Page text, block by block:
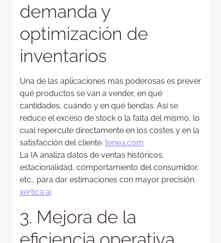
demanda y
optimización de
inventarios
Una de las aplicaciones más poderosas es prever
qué productos se van a vender, en qué
cantidades, cuándo y en qué tiendas. Así se
reduce el exceso de stock o la falta del mismo, lo
cual repercute directamente en los costes y en la
satisfacción del cliente. tenea.com
La IA analiza datos de ventas históricos,
estacionalidad, comportamiento del consumidor,
etc., para dar estimaciones con mayor precisión.
xertica.ai
3. Mejora de la